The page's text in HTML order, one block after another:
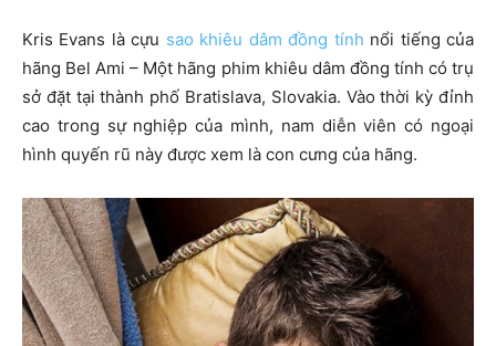
Kris Evans là cựu sao khiêu dâm đồng tính nổi tiếng của
hãng Bel Ami – Một hãng phim khiêu dâm đồng tính có trụ
sở đặt tại thành phố Bratislava, Slovakia. Vào thời kỳ đỉnh
cao trong sự nghiệp của mình, nam diễn viên có ngoại
hình quyến rũ này được xem là con cưng của hãng.